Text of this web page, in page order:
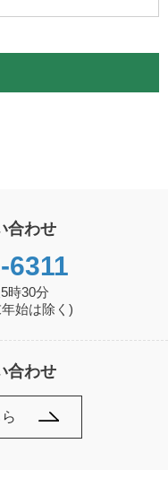
合わせ
6311
時30分
始は除く)
合わせ